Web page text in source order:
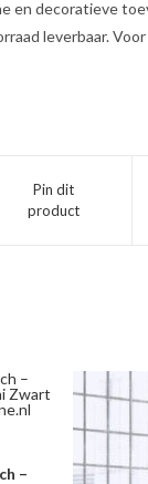
en decoratieve
leverbaar.
Pin dit
product
–